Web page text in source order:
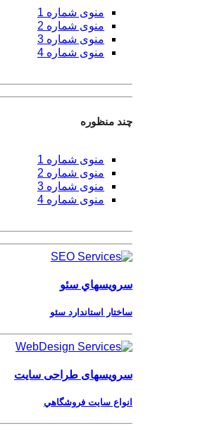
منوی شماره 1
منوی شماره 2
منوی شماره 3
منوی شماره 4
چند منظوره
منوی شماره 1
منوی شماره 2
منوی شماره 3
منوی شماره 4
سرویسهاي سئو
ساختار استاندارد سئو
سرویسهای طراحی سایت
انواع سايت فروشگاهي